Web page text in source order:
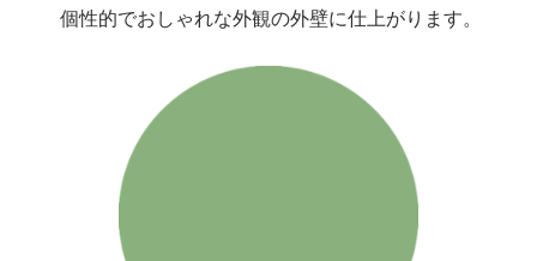
個性的でおしゃれな外観の外壁に仕上がります。